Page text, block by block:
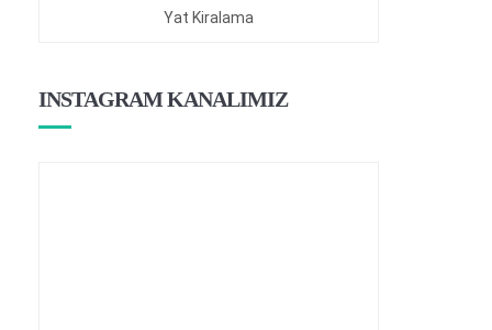
Yat Kiralama
INSTAGRAM KANALIMIZ